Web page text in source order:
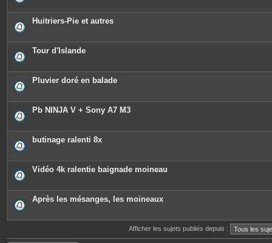
Huitriers-Pie et autres
Tour d'Islande
Pluvier doré en balade
Pb NINJA V + Sony A7 M3
butinage ralenti 8x
Vidéo 4k ralentie baignade moineau
Après les mésanges, les moineaux
Afficher les sujets publiés depuis :